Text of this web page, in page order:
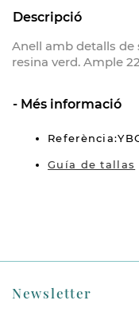
Descripció
Anell amb detalls de
resina verd. Ample
Més informació
Guía de tallas
Newsletter